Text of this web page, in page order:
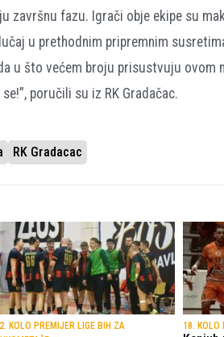
završnu fazu. Igrači obje ekipe su
u prethodnim pripremnim
u što većem broju prisustvuju ovom
poručili su iz RK Gradačac.
RK Gradacac
KOLO PREMIJER LIGE BIH ZA
18. KOLO